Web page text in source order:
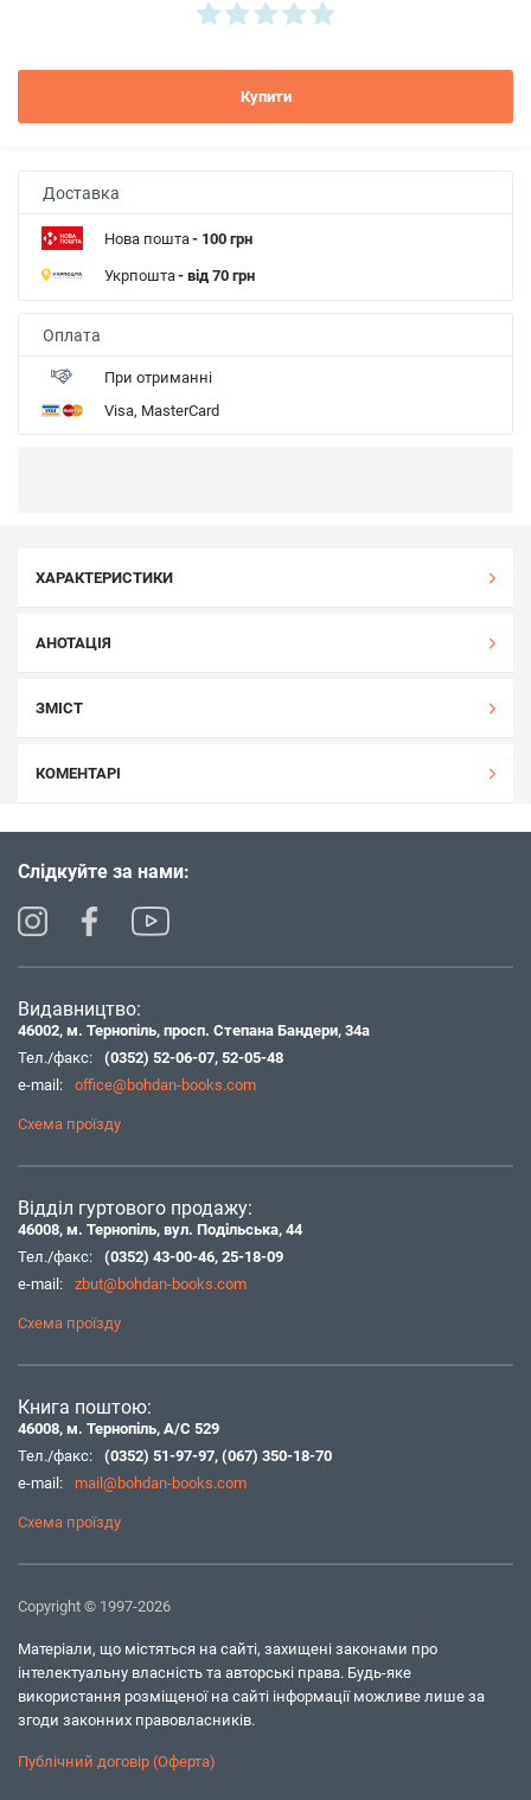
Купити
Доставка
Нова пошта- 100 грн
Укрпошта- від 70 грн
Оплата
При отриманні
Visa, MasterCard
ХАРАКТЕРИСТИКИ
АНОТАЦІЯ
ЗМІСТ
КОМЕНТАРІ
Слідкуйте за нами:
Видавництво:
46002, м. Тернопіль, просп. Степана Бандери, 34а
Тел./факс:
(0352) 52-06-07, 52-05-48
e-mail:
office@bohdan-books.com
Схема проїзду
Відділ гуртового продажу:
46008, м. Тернопіль, вул. Подільська, 44
Тел./факс:
(0352) 43-00-46, 25-18-09
e-mail:
zbut@bohdan-books.com
Схема проїзду
Книга поштою:
46008, м. Тернопіль, А/С 529
Тел./факс:
(0352) 51-97-97, (067) 350-18-70
e-mail:
mail@bohdan-books.com
Схема проїзду
Copyright © 1997-2026
Матеріали, що містяться на сайті, захищені законами про
інтелектуальну власність та авторські права. Будь-яке
використання розміщеної на сайті інформації можливе лише за
згоди законних правовласників.
Публічний договір (Оферта)